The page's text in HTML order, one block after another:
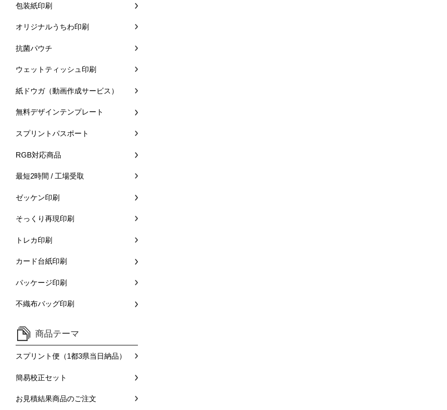
包装紙印刷
オリジナルうちわ印刷
抗菌パウチ
ウェットティッシュ印刷
紙ドウガ（動画作成サービス）
無料デザインテンプレート
スプリントパスポート
RGB対応商品
最短2時間 / 工場受取
ゼッケン印刷
そっくり再現印刷
トレカ印刷
カード台紙印刷
パッケージ印刷
不織布バッグ印刷
商品テーマ
スプリント便（1都3県当日納品）
簡易校正セット
お見積結果商品のご注文